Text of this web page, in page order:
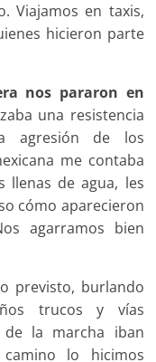
Viajamos en taxis,
hicieron parte
nos pararon en
una resistencia
agresión de los
me contaba
llenas de agua, les
cómo aparecieron
agarramos bien
previsto, burlando
trucos y vías
de la marcha iban
lo hicimos